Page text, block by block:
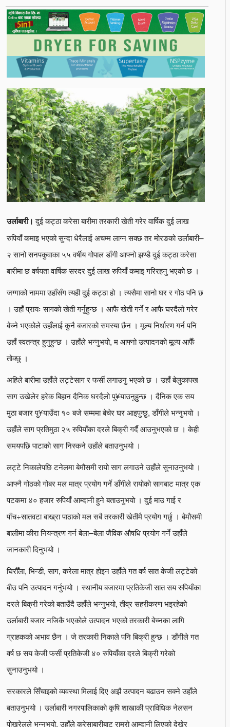
उर्लाबारी। दुई कट्ठा करेसा बारीमा तरकारी खेती गरेर वार्षिक दुई लाख
रुपियाँ कमाइ भएको सुन्दा धेरैलाई अचम्म लाग्न सक्छ तर मोरङको उर्लाबारी–
२ सानो सनपकुवाका ५५ वर्षीय गोपाल डाँगी आफ्नो झण्डै दुई कट्ठा करेसा
बारीमा छ वर्षयता वार्षिक सरदर दुई लाख रुपियाँ कमाइ गरिरहनु भएको छ ।
जग्गाको नाममा उहाँसँग त्यही दुई कट्ठा हो । त्यसैमा सानो घर र गोठ पनि छ
। उहाँ प्रायः सागको खेती गर्नुहुन्छ । आफै खेती गर्ने र आफै घरदैलो गरेर
बेच्ने भएकोले उहाँलाई कुनै बजारको समस्या छैन । मूल्य निर्धारण गर्न पनि
उहाँ स्वतन्त्र हुनुहुन्छ । उहाँले भन्नुभयो, म आफ्नो उत्पादनको मूल्य आफैँ
तोक्छु ।
अहिले बारीमा उहाँले लट्टेसाग र फर्सी लगाउनु भएको छ । उहाँ बेलुकापख
साग उखेलेर हरेक बिहान दैनिक घरदैलो पु¥याउनुहुन्छ । दैनिक एक सय
मुठा बजार पु¥याउँदा १० बजे सम्ममा बेचेर घर आइपुग्छु, डाँगीले भन्नुभयो ।
उहाँले साग प्रतिमुठा २५ रुपियाँका दरले बिक्री गर्दै आउनुभएको छ । केही
समयपछि पाटाको साग निस्कने उहाँले बताउनुभयो ।
लट्टे निकालेपछि टनेलमा बेमौसमी रायो साग लगाउने उहाँले सुनाउनुभयो ।
आफ्नै गोठको गोबर मल मात्र प्रयोग गर्ने डाँगीले रायोको सागबाट मात्र एक
पटकमा ४० हजार रुपियाँ आम्दानी हुने बताउनुभयो । दुई माउ गाई र
पाँच÷सातवटा बाख्रा पाठाको मल सबै तरकारी खेतीमै प्रयोग गर्छु । बेमौसमी
बालीमा कीरा नियन्त्रण गर्न बेला–बेला जैविक औषधि प्रयोग गर्ने उहाँले
जानकारी दिनुभयो ।
घिरौँला, भिन्डी, साग, करेला मात्र होइन उहाँले गत वर्ष सात केजी लट्टेको
बीउ पनि उत्पादन गर्नुभयो । स्थानीय बजारमा प्रतिकेजी सात सय रुपियाँका
दरले बिक्री गरेको बताउँदै उहाँले भन्नुभयो, तीव्र सहरीकरण भइरहेको
उर्लाबारी बजार नजिकै भएकोले उत्पादन भएको तरकारी बेच्नका लागि
ग्राहकको अभाव छैन । जे तरकारी निकाले पनि बिक्री हुन्छ । डाँगीले गत
वर्ष छ सय केजी फर्सी प्रतिकेजी ४० रुपियाँका दरले बिक्री गरेको
सुनाउनुभयो ।
सरकारले सिँचाइको व्यवस्था मिलाई दिए अझै उत्पादन बढाउन सक्ने उहाँले
बताउनुभयो । उर्लाबारी नगरपालिकाको कृषि शाखाकी प्राविधिक नेलसन
पोख्रेलले भन्नुभयो, उहाँले करेसाबारीबाट राम्रो आम्दानी लिएको देखेर